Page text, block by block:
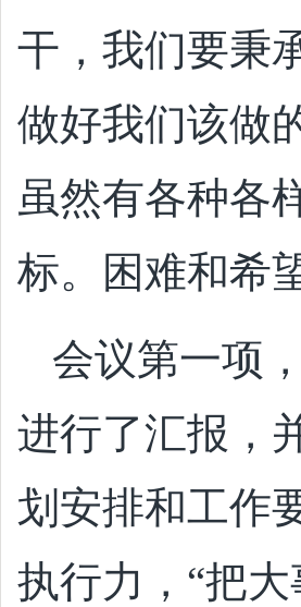
干，我们要秉
做好我们该做
虽然有各种各
标。困难和希
会议第一项
进行了汇报，
划安排和工作
执行力， “把